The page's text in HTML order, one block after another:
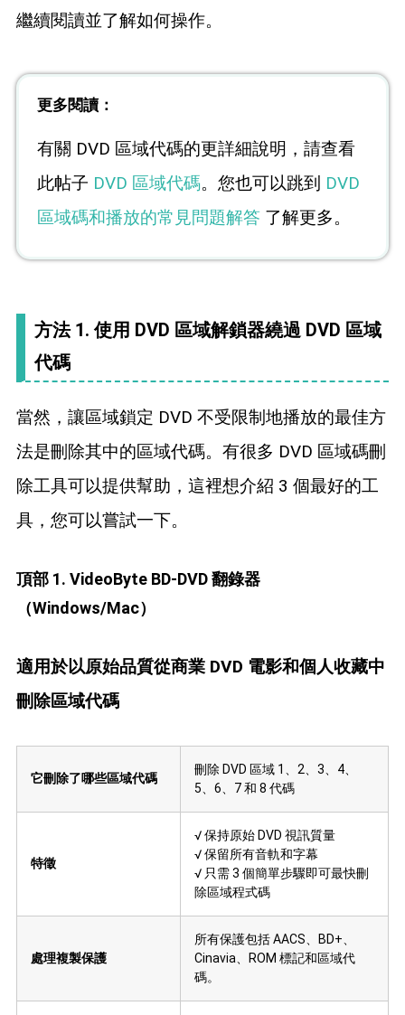
繼續閱讀並了解如何操作。
更多閱讀：
有關 DVD 區域代碼的更詳細說明，請查看
此帖子 DVD 區域代碼。您也可以跳到 DVD
區域碼和播放的常見問題解答了解更多。
方法 1. 使用 DVD 區域解鎖器繞過 DVD 區域
代碼
當然，讓區域鎖定 DVD 不受限制地播放的最佳方
法是刪除其中的區域代碼。有很多 DVD 區域碼刪
除工具可以提供幫助，這裡想介紹 3 個最好的工
具，您可以嘗試一下。
頂部 1. VideoByte BD-DVD 翻錄器
（Windows/Mac）
適用於以原始品質從商業 DVD 電影和個人收藏中
刪除區域代碼
它刪除了哪些區域代碼
刪除 DVD 區域 1、2、3、4、
5、6、7 和 8 代碼
特徵
√ 保持原始 DVD 視訊質量
√ 保留所有音軌和字幕
√ 只需 3 個簡單步驟即可最快刪
除區域程式碼
處理複製保護
所有保護包括 AACS、BD+、
Cinavia、ROM 標記和區域代
碼。